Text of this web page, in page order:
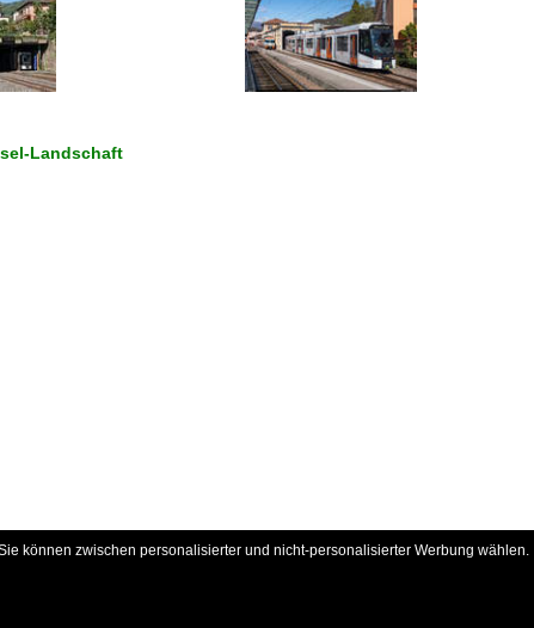
Landschaft
können zwischen personalisierter und nicht-personalisierter Werbung wählen.